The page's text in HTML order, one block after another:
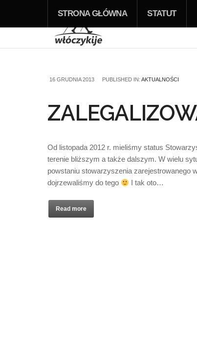
STRONA GŁÓWNA STATUT
16 GRUDNIA 2013 PUBLISHED IN: AKTUALNOŚCI
Od listopada 2012 r. mieliśmy status
terenie bliższym a także dalszym. W wielu
powstaniu stowarzyszenia zarejestrowanego
dojrzewaliśmy do tego
I tak oto…
Read more